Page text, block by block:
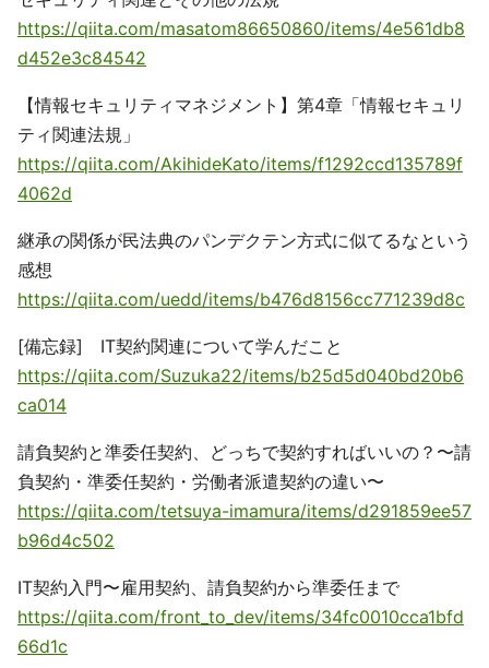
https://qiita.com/masatom86650860/items/4e561db8
d452e3c84542
【情報セキュリティマネジメント】第4章「情報セキュリ
ティ関連法規」
https://qiita.com/AkihideKato/items/f1292ccd135789f
4062d
継承の関係が民法典のパンデクテン方式に似てるなという
感想
https://qiita.com/uedd/items/b476d8156cc771239d8c
[備忘録] IT契約関連について学んだこと
https://qiita.com/Suzuka22/items/b25d5d040bd20b6
ca014
請負契約と準委任契約、どっちで契約すればいいの？〜請
負契約・準委任契約・労働者派遣契約の違い〜
https://qiita.com/tetsuya-imamura/items/d291859ee57
b96d4c502
IT契約入門〜雇用契約、請負契約から準委任まで
https://qiita.com/front_to_dev/items/34fc0010cca1bfd
66d1c